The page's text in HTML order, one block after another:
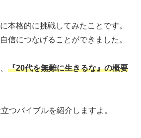
本格的に挑戦してみたことです。
信につなげることができました。
『20代を無難に生きるな』の概要
つバイブルを紹介しますよ。